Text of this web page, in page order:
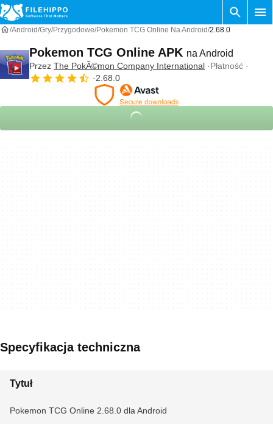
Android Gry Przygodowe Pokemon TCG Online Na Android 2.68.0
Pokemon TCG Online APK na Android
Przez The PokÃ©mon Company International
Płatność
2.68.0
Specyfikacja techniczna
Tytuł
Pokemon TCG Online 2.68.0 dla Android